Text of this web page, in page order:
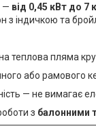
— від 0,45 кВт до 7
з індичкою та
теплова пляма
або рамового
— не вимагає
з балонними